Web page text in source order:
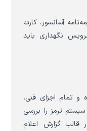
آسانسور، کارت
نگهداری باید
و تمام اجزای فنی،
سیستم ترمز را بررسی
گزارش اعلام